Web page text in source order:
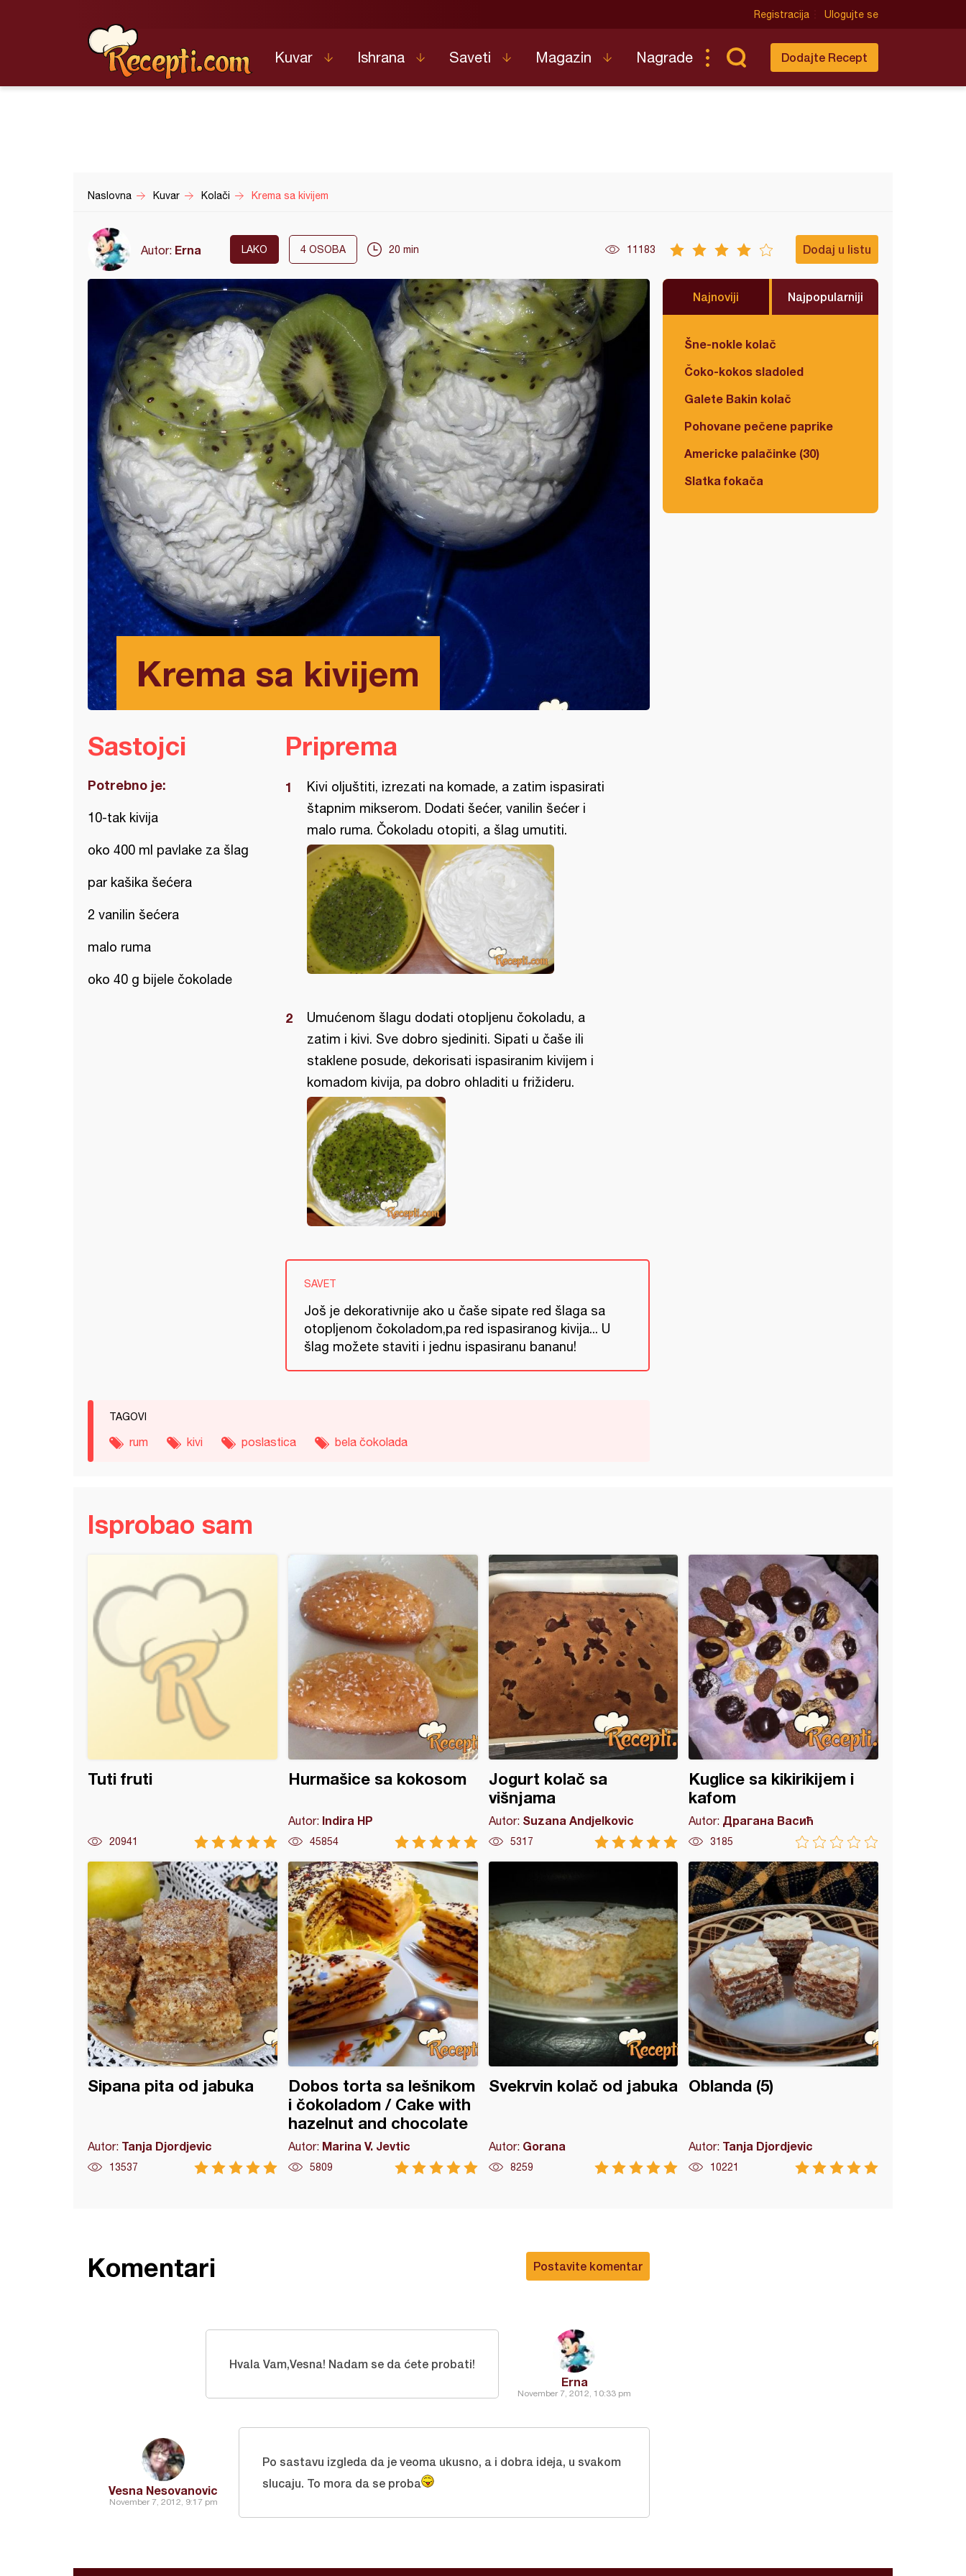
Registracija Ulogujte se
Kuvar Ishrana Saveti Magazin Nagrade Dodajte Recept
Naslovna Kuvar Kolači Krema sa kivijem
Autor: Erna LAKO 4 OSOBA 20 min 11183 Dodaj u listu
Krema sa kivijem
Najnoviji Najpopularniji
Šne-nokle kolač
Čoko-kokos sladoled
Galete Bakin kolač
Pohovane pečene paprike
Americke palačinke (30)
Slatka fokača
Sastojci
Potrebno je:
10-tak kivija
oko 400 ml pavlake za šlag
par kašika šećera
2 vanilin šećera
malo ruma
oko 40 g bijele čokolade
Priprema
Kivi oljuštiti, izrezati na komade, a zatim ispasirati
štapnim mikserom. Dodati šećer, vanilin šećer i
malo ruma. Čokoladu otopiti, a šlag umutiti.
Umućenom šlagu dodati otopljenu čokoladu, a
zatim i kivi. Sve dobro sjediniti. Sipati u čaše ili
staklene posude, dekorisati ispasiranim kivijem i
komadom kivija, pa dobro ohladiti u frižideru.
SAVET
Još je dekorativnije ako u čaše sipate red šlaga sa
otopljenom čokoladom,pa red ispasiranog kivija... U
šlag možete staviti i jednu ispasiranu bananu!
TAGOVI
rum kivi poslastica bela čokolada
Isprobao sam
Tuti fruti
20941
Hurmašice sa kokosom
Autor: Indira HP
45854
Jogurt kolač sa
višnjama
Autor: Suzana Andjelkovic
5317
Kuglice sa kikirikijem i
kafom
Autor: Драгана Васић
3185
Sipana pita od jabuka
Autor: Tanja Djordjevic
13537
Dobos torta sa lešnikom
i čokoladom / Cake with
hazelnut and chocolate
Autor: Marina V. Jevtic
5809
Svekrvin kolač od jabuka
Autor: Gorana
8259
Oblanda (5)
Autor: Tanja Djordjevic
10221
Postavite komentar
Komentari
Erna
November 7, 2012, 10:33 pm
Hvala Vam,Vesna! Nadam se da ćete probati!
Vesna Nesovanovic
November 7, 2012, 9:17 pm
Po sastavu izgleda da je veoma ukusno, a i dobra ideja, u svakom
slucaju. To mora da se proba